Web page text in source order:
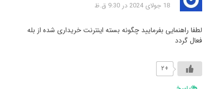
18 جولای 2024 در 9:30 ق.ظ
لطفا راهنمایی بفرمایید چگونه بسته اینترنت خریداری شده از بله
فعال گردد
+۲